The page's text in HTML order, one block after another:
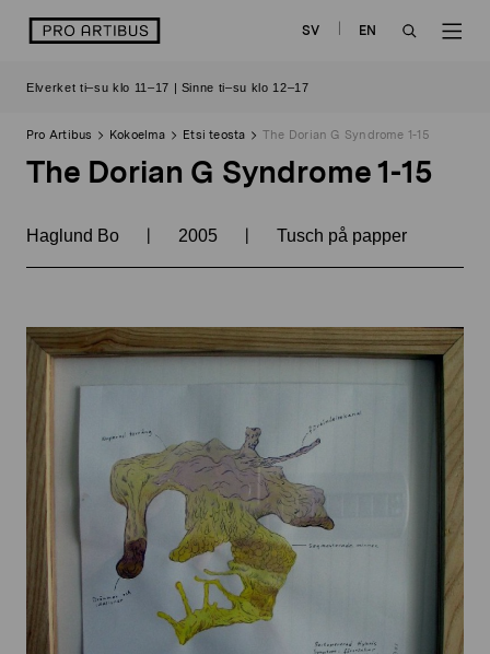
sisältöön
logo SV
EN
Elverket ti–su klo 11–17 | Sinne ti–su klo 12–17
Pro Artibus Kokoelma Etsi teosta The Dorian G Syndrome 1-15
The Dorian G Syndrome 1-15
Haglund Bo | 2005 | Tusch på papper